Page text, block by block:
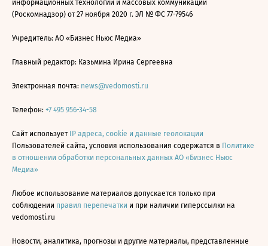
информационных технологий и массовых коммуникаций
(Роскомнадзор) от 27 ноября 2020 г. ЭЛ № ФС 77-79546
Учредитель: АО «Бизнес Ньюс Медиа»
Главный редактор: Казьмина Ирина Сергеевна
Электронная почта: news@vedomosti.ru
Телефон: +7 495 956-34-58
Сайт использует IP адреса, cookie и данные геолокации
Пользователей сайта, условия использования содержатся в Политике
в отношении обработки персональных данных АО «Бизнес Ньюс
Медиа»
Любое использование материалов допускается только при
соблюдении правил перепечатки и при наличии гиперссылки на
vedomosti.ru
Новости, аналитика, прогнозы и другие материалы, представленные